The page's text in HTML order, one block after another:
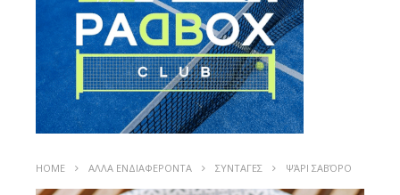
HOME ΑΛΛΑ ΕΝΔΙΑΦΕΡΟΝΤΑ ΣΥΝΤΑΓΕΣ ΨΆΡΙ ΣΑΒΌΡΟ